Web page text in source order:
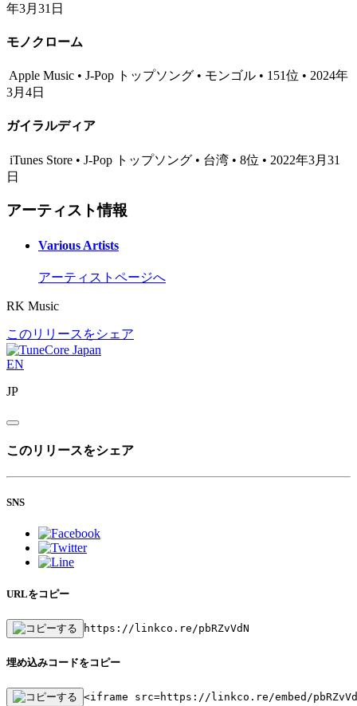
年3月31日
モノクローム
Apple Music • J-Pop トップソング • モンゴル • 151位 • 2024年
3月4日
ガイラルディア
iTunes Store • J-Pop トップソング • 台湾 • 8位 • 2022年3月31
日
アーティスト情報
Various Artists
アーティストページへ
RK Music
このリリースをシェア
EN
JP
このリリースをシェア
SNS
URLをコピー
https://linkco.re/pbRZvVdN
埋め込みコードをコピー
<iframe src=https://linkco.re/embed/